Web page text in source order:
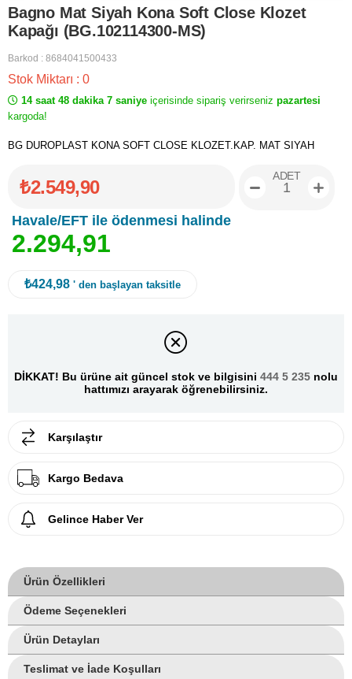
Bagno Mat Siyah Kona Soft Close Klozet
Kapağı (BG.102114300-MS)
Barkod : 8684041500433
Stok Miktarı : 0
14 saat 48 dakika 7 saniye içerisinde sipariş verirseniz pazartesi
kargoda!
BG DUROPLAST KONA SOFT CLOSE KLOZET.KAP. MAT SIYAH
₺2.549,90
Havale/EFT ile ödenmesi halinde
2.294,91
ADET
₺424,98 ' den başlayan taksitle
DİKKAT! Bu ürüne ait güncel stok ve bilgisini 444 5 235 nolu
hattımızı arayarak öğrenebilirsiniz.
Karşılaştır
Kargo Bedava
Gelince Haber Ver
Ürün Özellikleri
Ödeme Seçenekleri
Ürün Detayları
Teslimat ve İade Koşulları